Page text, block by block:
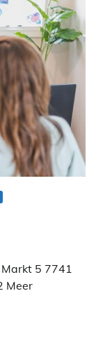
5 7741
Meer